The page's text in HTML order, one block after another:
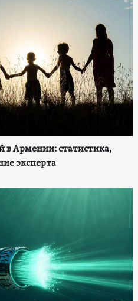
в Армении: статистика,
эксперта